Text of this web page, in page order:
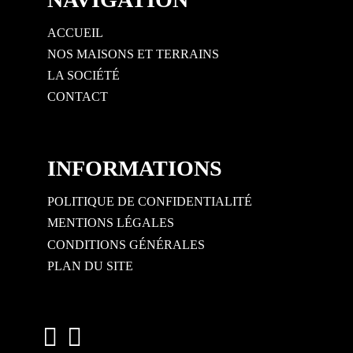
ACCUEIL
NOS MAISONS ET TERRAINS
LA SOCIÉTÉ
CONTACT
INFORMATIONS
POLITIQUE DE CONFIDENTIALITÉ
MENTIONS LÉGALES
CONDITIONS GÉNÉRALES
PLAN DU SITE
fab fa-facebook